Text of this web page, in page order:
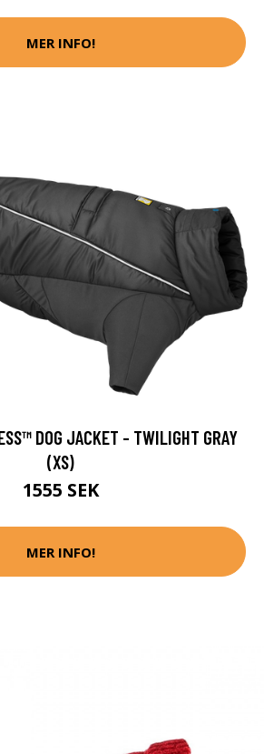
MER INFO!
DOG JACKET - TWILIGHT GRAY
(XS)
1555 SEK
MER INFO!